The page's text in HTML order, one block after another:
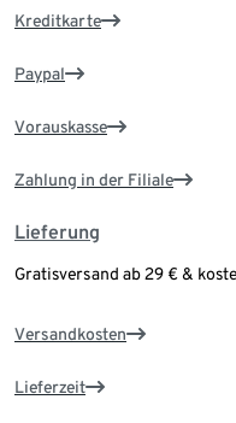
Kreditkarte
Paypal
Vorauskasse
Zahlung in der Filiale
Lieferung
Gratisversand ab 29 € &
Versandkosten
Lieferzeit